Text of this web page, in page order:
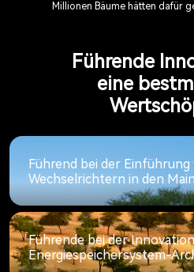
Millionen Bäume hätten dafür
Führende
eine
Führend bei der
Wechselrichtern in den
Führende bei der
Energiespeichersystem-